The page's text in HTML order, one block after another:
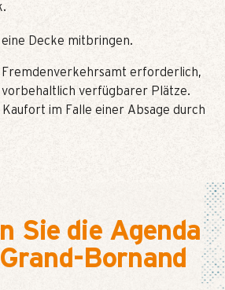
Decke mitbringen.
Fremdenverkehrsamt erforderlich,
vorbehaltlich verfügbarer Plätze.
im Falle einer Absage durch
Sie die Agenda
Bornand